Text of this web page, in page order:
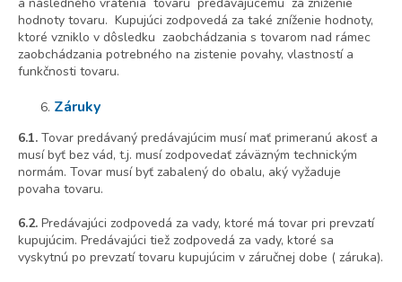
a následného vrátenia tovaru predávajúcemu za zníženie
hodnoty tovaru. Kupujúci zodpovedá za také zníženie hodnoty,
ktoré vzniklo v dôsledku zaobchádzania s tovarom nad rámec
zaobchádzania potrebného na zistenie povahy, vlastností a
funkčnosti tovaru.
Záruky
6.1. Tovar predávaný predávajúcim musí mať primeranú akosť a
musí byť bez vád, t.j. musí zodpovedať záväzným technickým
normám. Tovar musí byť zabalený do obalu, aký vyžaduje
povaha tovaru.
6.2. Predávajúci zodpovedá za vady, ktoré má tovar pri prevzatí
kupujúcim. Predávajúci tiež zodpovedá za vady, ktoré sa
vyskytnú po prevzatí tovaru kupujúcim v záručnej dobe ( záruka).